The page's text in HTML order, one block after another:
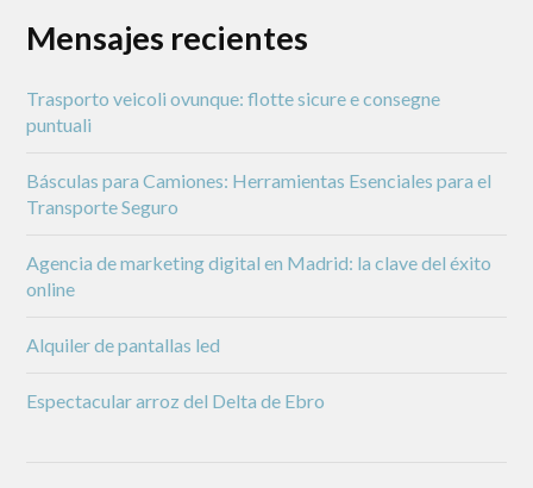
Mensajes recientes
Trasporto veicoli ovunque: flotte sicure e consegne
puntuali
Básculas para Camiones: Herramientas Esenciales para el
Transporte Seguro
Agencia de marketing digital en Madrid: la clave del éxito
online
Alquiler de pantallas led
Espectacular arroz del Delta de Ebro